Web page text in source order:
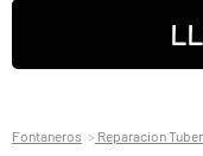
Fontaneros Reparacion